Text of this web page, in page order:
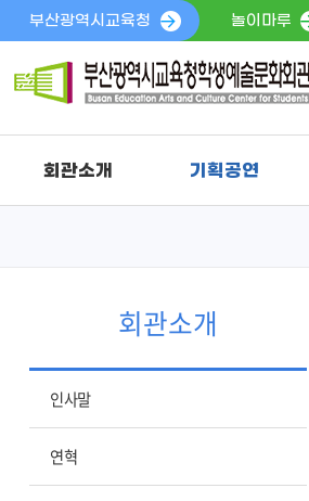
부산광역시교육청 놀이마루
회관소개 기획공연
회관소개
인사말
연혁